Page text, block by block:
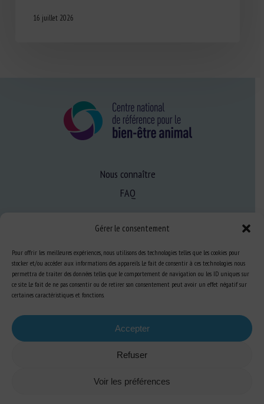
Gérer le consentement
Pour offrir les meilleures expériences, nous utilisons des technologies telles que les cookies pour
stocker et/ou accéder aux informations des appareils. Le fait de consentir à ces technologies nous
permettra de traiter des données telles que le comportement de navigation ou les ID uniques sur
ce site. Le fait de ne pas consentir ou de retirer son consentement peut avoir un effet négatif sur
certaines caractéristiques et fonctions.
Accepter
Refuser
Voir les préférences
16 juillet 2026
Nous connaître
FAQ
Expertise
S’informer sur le BEA
Se former au BEA
Ressources
S’abonner aux actualités